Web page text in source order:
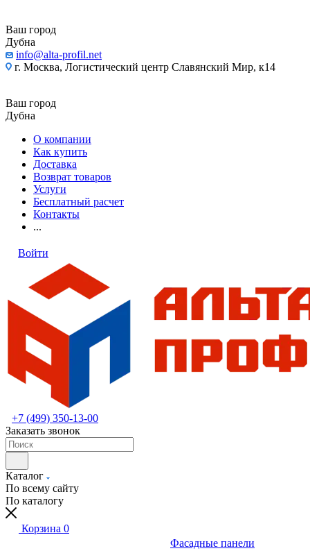
Ваш город
Дубна
info@alta-profil.net
г. Москва, Логистический центр Славянский Мир, к14
Ваш город
Дубна
О компании
Как купить
Доставка
Возврат товаров
Услуги
Бесплатный расчет
Контакты
...
Войти
+7 (499) 350-13-00
Заказать звонок
Каталог
По всему сайту
По каталогу
Корзина 0
Фасадные панели